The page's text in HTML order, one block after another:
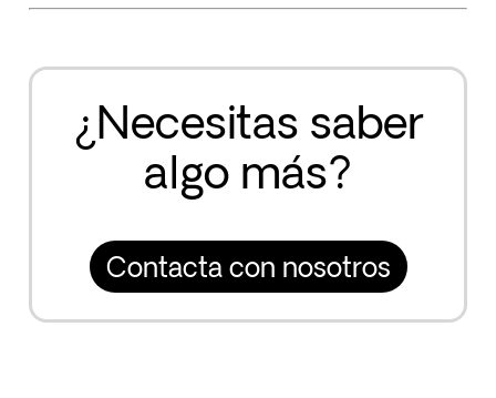
¿Necesitas saber
algo más?
Contacta con nosotros